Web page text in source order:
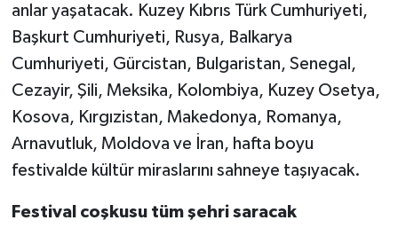
anlar yaşatacak. Kuzey Kıbrıs Türk Cumhuriyeti,
Başkurt Cumhuriyeti, Rusya, Balkarya
Cumhuriyeti, Gürcistan, Bulgaristan, Senegal,
Cezayir, Şili, Meksika, Kolombiya, Kuzey Osetya,
Kosova, Kırgızistan, Makedonya, Romanya,
Arnavutluk, Moldova ve İran, hafta boyu
festivalde kültür miraslarını sahneye taşıyacak.
Festival coşkusu tüm şehri saracak